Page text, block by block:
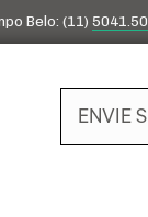
Belo: (11)
ENVIE